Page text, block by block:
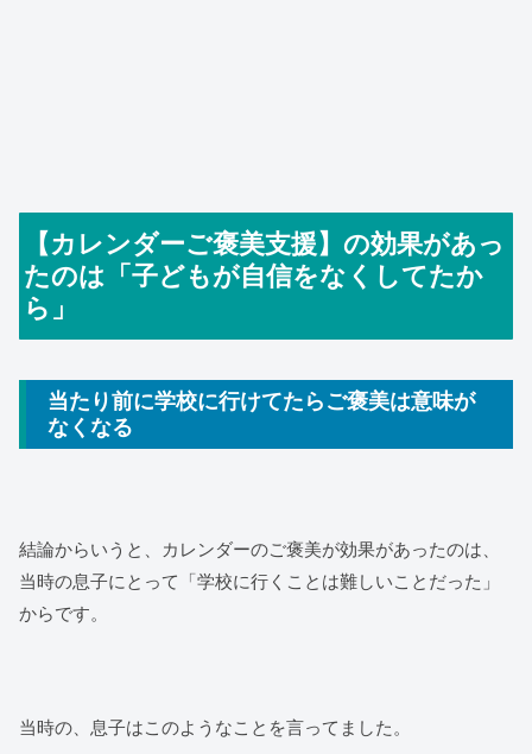
【カレンダーご褒美支援】の効果があっ
たのは「子どもが自信をなくしてたか
ら」
当たり前に学校に行けてたらご褒美は意味が
なくなる
結論からいうと、カレンダーのご褒美が効果があったのは、
当時の息子にとって「学校に行くことは難しいことだった」
からです。
当時の、息子はこのようなことを言ってました。